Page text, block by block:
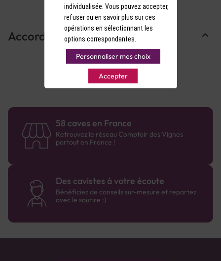
Accords Mets & Vins
58 caves en France
Retrouvez le réseau Comptoir des Vignes
partout en France !
Des cavistes à votre écoute
Bénéficiez de conseils sur-mesure et repartez
avec le sourire :)
individualisée. Vous pouvez accepter,
refuser ou en savoir plus sur ces
opérations en sélectionnant les
options correspondantes.
Personnaliser mes choix
Accepter